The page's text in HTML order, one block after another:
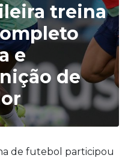
treina
e
de
de futebol participou